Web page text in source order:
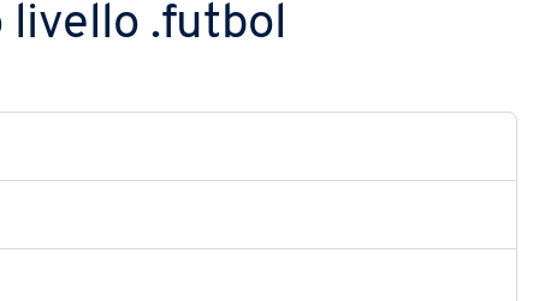
.futbol